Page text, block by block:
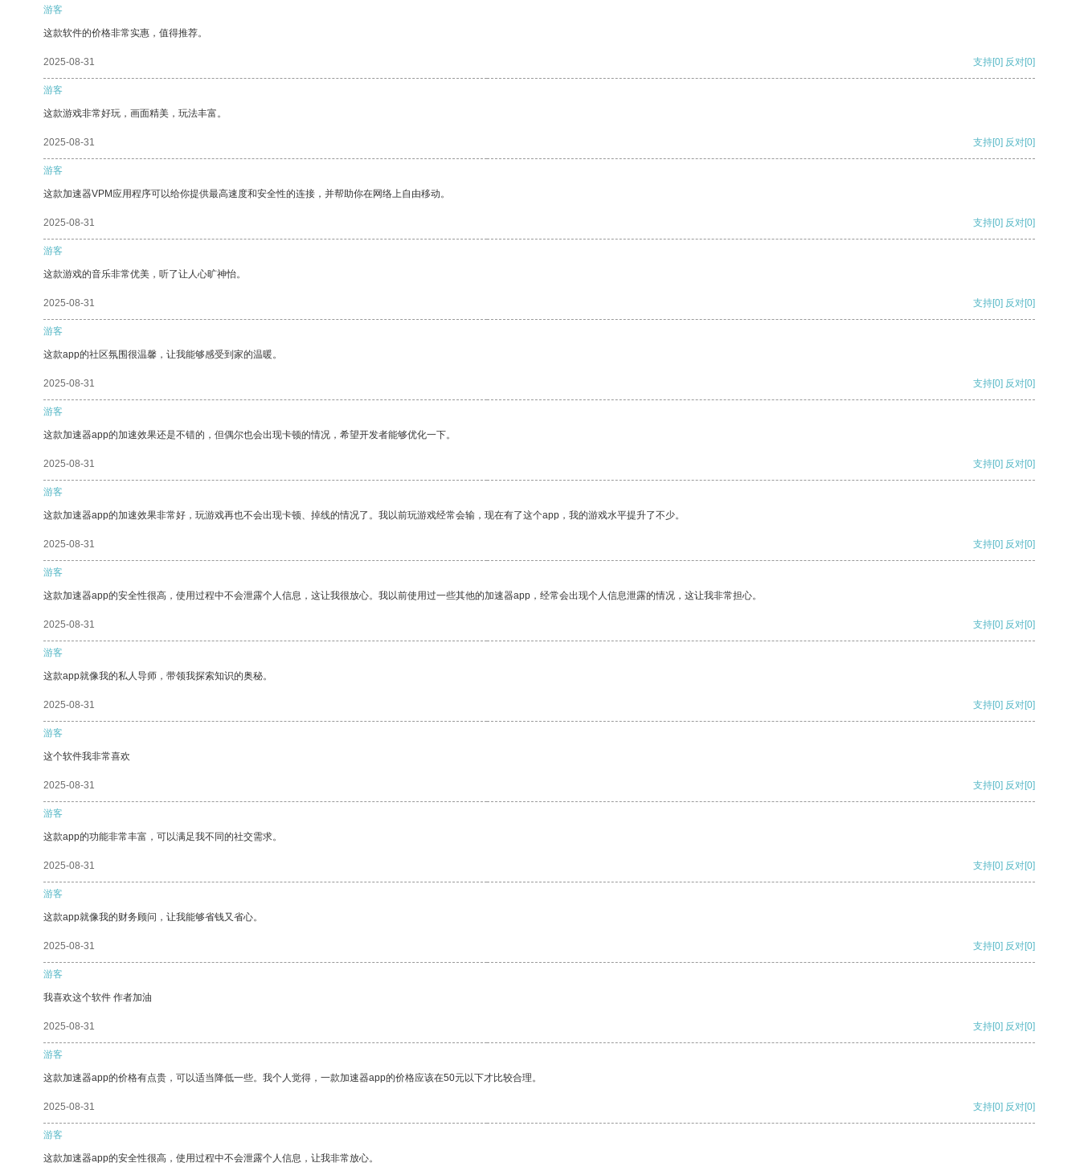
游客
这款软件的价格非常实惠，值得推荐。
2025-08-31 支持[0] 反对[0]
游客
这款游戏非常好玩，画面精美，玩法丰富。
2025-08-31 支持[0] 反对[0]
游客
这款加速器VPM应用程序可以给你提供最高速度和安全性的连接，并帮助你在网络上自由移动。
2025-08-31 支持[0] 反对[0]
游客
这款游戏的音乐非常优美，听了让人心旷神怡。
2025-08-31 支持[0] 反对[0]
游客
这款app的社区氛围很温馨，让我能够感受到家的温暖。
2025-08-31 支持[0] 反对[0]
游客
这款加速器app的加速效果还是不错的，但偶尔也会出现卡顿的情况，希望开发者能够优化一下。
2025-08-31 支持[0] 反对[0]
游客
这款加速器app的加速效果非常好，玩游戏再也不会出现卡顿、掉线的情况了。我以前玩游戏经常会输，现在有了这个app，我的游戏水平提升了不少。
2025-08-31 支持[0] 反对[0]
游客
这款加速器app的安全性很高，使用过程中不会泄露个人信息，这让我很放心。我以前使用过一些其他的加速器app，经常会出现个人信息泄露的情况，这让我非常担心。
2025-08-31 支持[0] 反对[0]
游客
这款app就像我的私人导师，带领我探索知识的奥秘。
2025-08-31 支持[0] 反对[0]
游客
这个软件我非常喜欢
2025-08-31 支持[0] 反对[0]
游客
这款app的功能非常丰富，可以满足我不同的社交需求。
2025-08-31 支持[0] 反对[0]
游客
这款app就像我的财务顾问，让我能够省钱又省心。
2025-08-31 支持[0] 反对[0]
游客
我喜欢这个软件 作者加油
2025-08-31 支持[0] 反对[0]
游客
这款加速器app的价格有点贵，可以适当降低一些。我个人觉得，一款加速器app的价格应该在50元以下才比较合理。
2025-08-31 支持[0] 反对[0]
游客
这款加速器app的安全性很高，使用过程中不会泄露个人信息，让我非常放心。